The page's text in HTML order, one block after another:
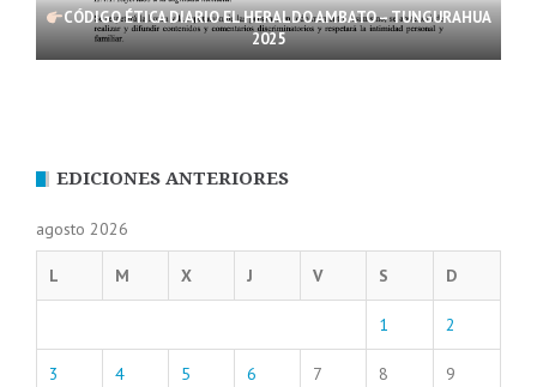
CÓDIGO ÉTICA DIARIO EL HERALDO AMBATO – TUNGURAHUA
2025
EDICIONES ANTERIORES
agosto 2026
L M X J V S D
1 2
3 4 5 6 7 8 9